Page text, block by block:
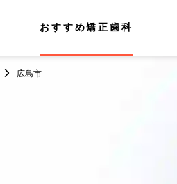
おすすめ矯正歯科
広島市